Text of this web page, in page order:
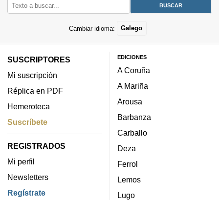
Cambiar idioma: Galego
SUSCRIPTORES
Mi suscripción
Réplica en PDF
Hemeroteca
Suscríbete
REGISTRADOS
Mi perfil
Newsletters
Regístrate
EDICIONES
A Coruña
A Mariña
Arousa
Barbanza
Carballo
Deza
Ferrol
Lemos
Lugo